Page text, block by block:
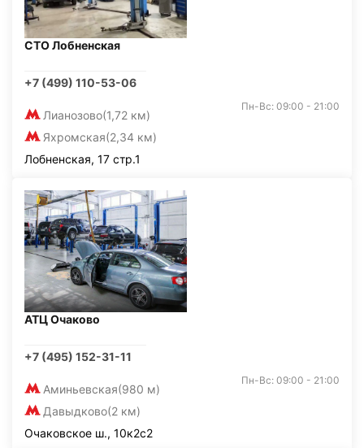
СТО Лобненская
+7 (499) 110-53-06
Лианозово(1,72 км)
Яхромская(2,34 км)
Пн-Вс: 09:00 - 21:00
Лобненская, 17 стр.1
АТЦ Очаково
+7 (495) 152-31-11
Аминьевская(980 м)
Давыдково(2 км)
Пн-Вс: 09:00 - 21:00
Очаковское ш., 10к2с2